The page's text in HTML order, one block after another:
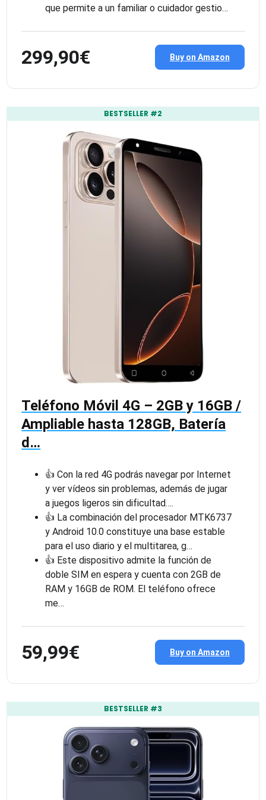
que permite a un familiar o cuidador gestio…
299,90€ Buy on Amazon
BESTSELLER #2
Teléfono Móvil 4G – 2GB y 16GB /
Ampliable hasta 128GB, Batería
d…
👍 Con la red 4G podrás navegar por Internet
y ver vídeos sin problemas, además de jugar
a juegos ligeros sin dificultad….
👍 La combinación del procesador MTK6737
y Android 10.0 constituye una base estable
para el uso diario y el multitarea, g…
👍 Este dispositivo admite la función de
doble SIM en espera y cuenta con 2GB de
RAM y 16GB de ROM. El teléfono ofrece
me…
59,99€ Buy on Amazon
BESTSELLER #3